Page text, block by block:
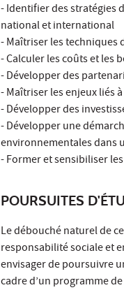
- Identifier des stratégies
national et international
- Maîtriser les
- Calculer les coûts et les
- Développer des
- Maîtriser les enjeux liés
- Développer des
- Développer une
environnementales dans
- Former et sensibiliser
POURSUITES
Le débouché naturel de
responsabilité sociale et
envisager de poursuivre
cadre d’un programme